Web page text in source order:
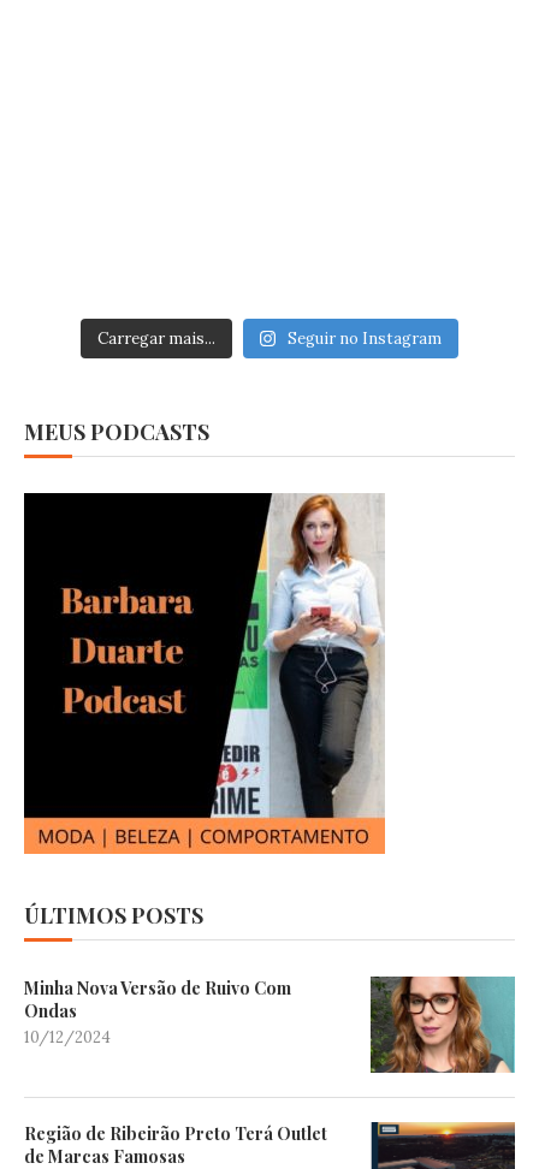
Carregar mais... Seguir no Instagram
MEUS PODCASTS
ÚLTIMOS POSTS
Minha Nova Versão de Ruivo Com
Ondas
10/12/2024
Região de Ribeirão Preto Terá Outlet
de Marcas Famosas